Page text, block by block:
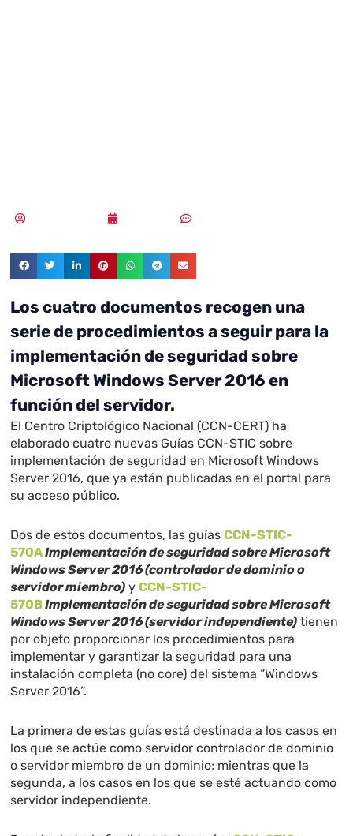
Los cuatro documentos recogen una
serie de procedimientos a seguir para la
implementación de seguridad sobre
Microsoft Windows Server 2016 en
función del servidor.
El Centro Criptológico Nacional (CCN-CERT) ha
elaborado cuatro nuevas Guías CCN-STIC sobre
implementación de seguridad en Microsoft Windows
Server 2016, que ya están publicadas en el portal para
su acceso público.
Dos de estos documentos, las guíasCCN-STIC-
570AImplementación de seguridad sobre Microsoft
Windows Server 2016 (controlador de dominio o
servidor miembro) yCCN-STIC-
570BImplementación de seguridad sobre Microsoft
Windows Server 2016 (servidor independiente) tienen
por objeto proporcionar los procedimientos para
implementar y garantizar la seguridad para una
instalación completa (no core) del sistema “Windows
Server 2016”.
La primera de estas guías está destinada a los casos en
los que se actúe como servidor controlador de dominio
o servidor miembro de un dominio; mientras que la
segunda, a los casos en los que se esté actuando como
servidor independiente.